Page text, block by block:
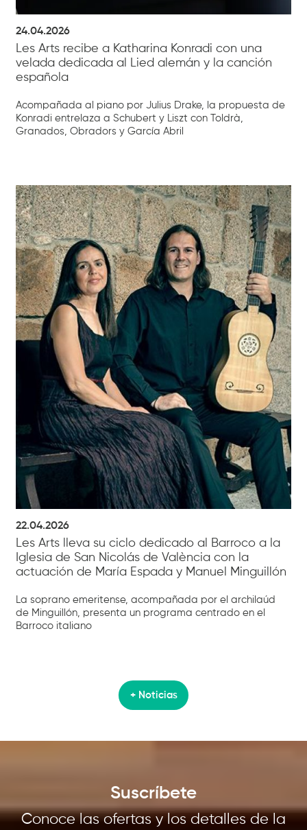
24.04.2026
Les Arts recibe a Katharina Konradi con una
velada dedicada al Lied alemán y la canción
española
Acompañada al piano por Julius Drake, la propuesta de
Konradi entrelaza a Schubert y Liszt con Toldrà,
Granados, Obradors y García Abril
22.04.2026
Les Arts lleva su ciclo dedicado al Barroco a la
Iglesia de San Nicolás de València con la
actuación de María Espada y Manuel Minguillón
La soprano emeritense, acompañada por el archilaúd
de Minguillón, presenta un programa centrado en el
Barroco italiano
+ Noticias
Suscríbete
Conoce las ofertas y los detalles de la